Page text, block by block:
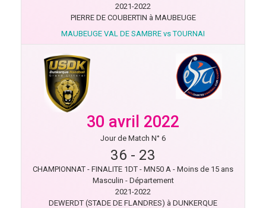
2021-2022
PIERRE DE COUBERTIN à MAUBEUGE
MAUBEUGE VAL DE SAMBRE vs TOURNAI
30 avril 2022
Jour de Match N° 6
36 - 23
CHAMPIONNAT - FINALITE 1DT - MN50 A - Moins de 15 ans
Masculin - Département
2021-2022
DEWERDT (STADE DE FLANDRES) à DUNKERQUE